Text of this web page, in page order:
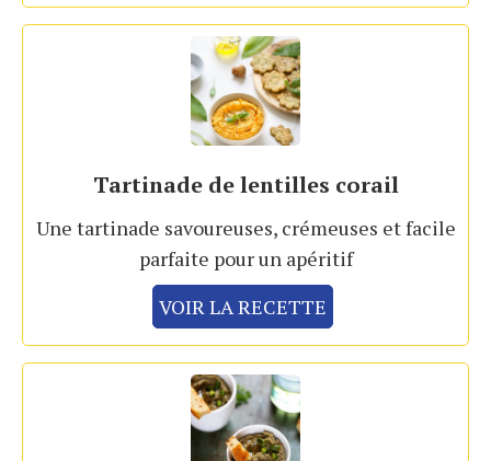
Tartinade de lentilles corail
Une tartinade savoureuses, crémeuses et facile
parfaite pour un apéritif
VOIR LA RECETTE